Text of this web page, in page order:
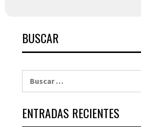
BUSCAR
ENTRADAS RECIENTES